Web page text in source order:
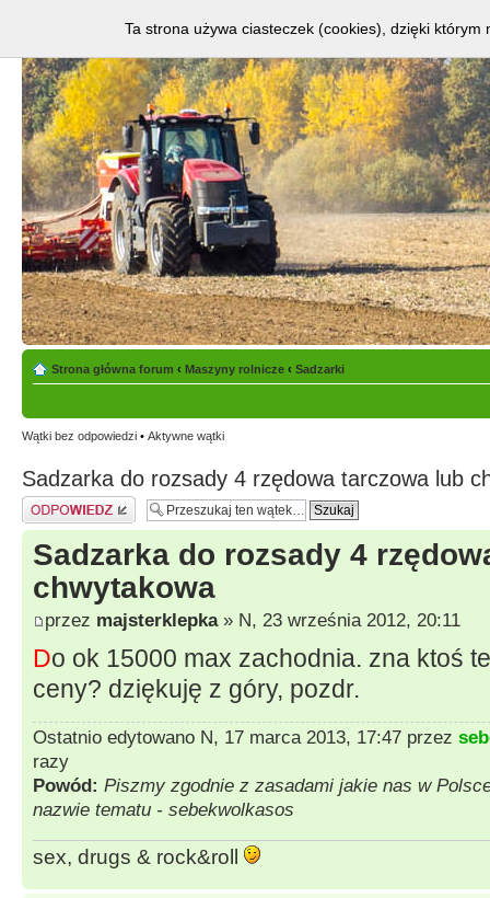
Strona główna forum ‹ Maszyny rolnicze ‹ Sadzarki
Wątki bez odpowiedzi • Aktywne wątki
Sadzarka do rozsady 4 rzędowa tarczowa lub
Odpowiedz
Sadzarka do rozsady 4
chwytakowa
przez majsterklepka» N, 23 września 2012, 20:11
Do ok 15000 max zachodnia. zna ktoś
ceny? dziękuję z góry, pozdr.
Ostatnio edytowano N, 17 marca 2013, 17:47 przez
razy
Powód: Piszmy zgodnie z zasadami jakie nas w
nazwie tematu - sebekwolkasos
sex, drugs & rock&roll
Ta strona używa ciasteczek (cookies), dzięki którym